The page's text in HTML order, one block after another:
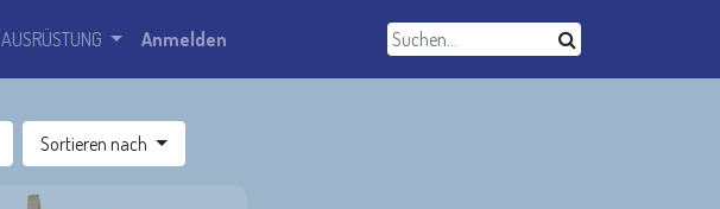
AUSRÜSTUNG Anmelden
Sortieren nach